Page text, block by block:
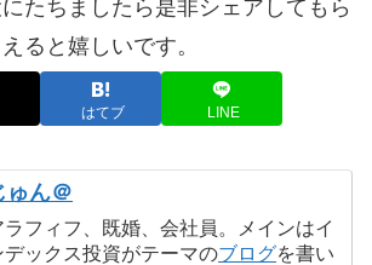
たちましたら是非シェアしてもら
えると嬉しいです。
はてブ LINE
ゅん＠
ラフィフ、既婚、会社員。メインはイ
デックス投資がテーマのブログを書い